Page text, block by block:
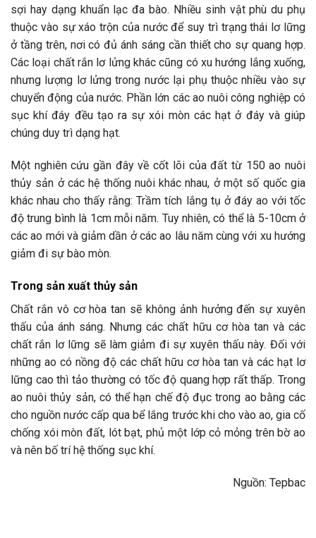
sợi hay dạng khuẩn lạc đa bào. Nhiều sinh vật phù du phụ
thuộc vào sự xáo trộn của nước để suy trì trạng thái lơ lững
ở tầng trên, nơi có đủ ánh sáng cần thiết cho sự quang hợp.
Các loại chất rắn lơ lửng khác cũng có xu hướng lắng xuống,
nhưng lượng lơ lửng trong nước lại phụ thuộc nhiều vào sự
chuyển động của nước. Phần lớn các ao nuôi công nghiệp có
sục khí đáy đều tạo ra sự xói mòn các hạt ở đáy và giúp
chúng duy trì dạng hạt.
Một nghiên cứu gần đây về cốt lõi của đất từ 150 ao nuôi
thủy sản ở các hệ thống nuôi khác nhau, ở một số quốc gia
khác nhau cho thấy rằng: Trầm tích lắng tụ ở đáy ao với tốc
độ trung bình là 1cm mỗi năm. Tuy nhiên, có thể là 5-10cm ở
các ao mới và giảm dần ở các ao lâu năm cùng với xu hướng
giảm đi sự bào mòn.
Trong sản xuất thủy sản
Chất rắn vô cơ hòa tan sẽ không ảnh hưởng đến sự xuyên
thấu của ánh sáng. Nhưng các chất hữu cơ hòa tan và các
chất rắn lơ lững sẽ làm giảm đi sự xuyên thấu này. Đối với
những ao có nồng độ các chất hữu cơ hòa tan và các hạt lơ
lững cao thì tảo thường có tốc độ quang hợp rất thấp. Trong
ao nuôi thủy sản, có thể hạn chế độ đục trong ao bằng các
cho nguồn nước cấp qua bể lắng trước khi cho vào ao, gia cố
chống xói mòn đất, lót bạt, phủ một lớp cỏ mỏng trên bờ ao
và nên bố trí hệ thống sục khí.
Nguồn: Tepbac